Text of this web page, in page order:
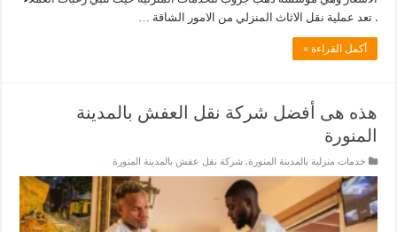
. تعد عملية نقل الاثاث المنزلي من الامور الشاقة …
أكمل القراءة »
هذه هى أفضل شركة نقل العفش بالمدينة
المنورة
خدمات منزلية بالمدينة المنورة,شركة نقل عفش بالمدينة المنورة